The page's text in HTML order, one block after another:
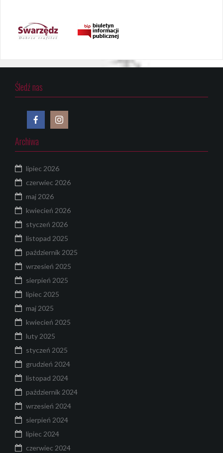
Śledź nas
Archiwa
lipiec 2026
czerwiec 2026
maj 2026
kwiecień 2026
styczeń 2026
listopad 2025
październik 2025
wrzesień 2025
sierpień 2025
lipiec 2025
maj 2025
kwiecień 2025
luty 2025
styczeń 2025
grudzień 2024
listopad 2024
październik 2024
wrzesień 2024
sierpień 2024
lipiec 2024
czerwiec 2024